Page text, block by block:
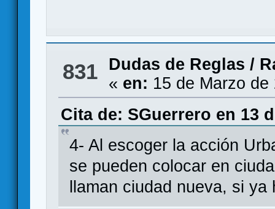
831 Dudas de Reglas /
« en: 15 de Marzo
Cita de: SGuerrero en 13
4- Al escoger la acción
se pueden colocar en
llaman ciudad nueva, si